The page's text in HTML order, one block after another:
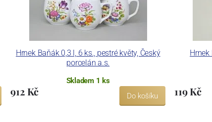
Hrnek Baňák 0,3 l, 6 ks., pestré květy, Český
porcelán a.s.
Skladem 1 ks
912 Kč Do košíku
Hrnek
119 Kč